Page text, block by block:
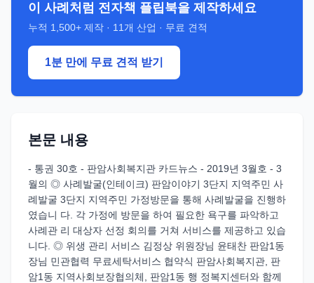
이 사례처럼 전자책 플립북을 제작하세요
누적 1,500+ 제작 · 11 개 산업 · 무료 견적
1분 만에 무료 견적 받기
본문 내용
- 통권 30호 - 판암사회복지관 카드뉴스 - 2019년 3월호 - 3
월의 ◎ 사례발굴(인테이크) 판암이야기 3단지 지역주민 사
례발굴 3단지 지역주민 가정방문을 통해 사례발굴을 진행하
였습니 다. 각 가정에 방문을 하여 필요한 욕구를 파악하고
사례관 리 대상자 선정 회의를 거쳐 서비스를 제공하고 있습
니다. ◎ 위생 관리 서비스 김정상 위원장님 윤태찬 판암1동
장님 민관협력 무료세탁서비스 협약식 판암사회복지관, 판
암1동 지역사회보장협의체, 판암1동 행 정복지센터와 함께